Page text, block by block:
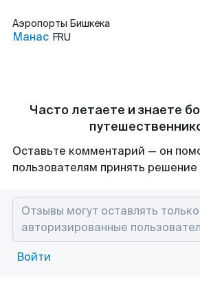
Аэропорты Бишкека
Манас FRU
Часто летаете и знаете
Оставьте комментарий — он
пользователям принять решение
Войти